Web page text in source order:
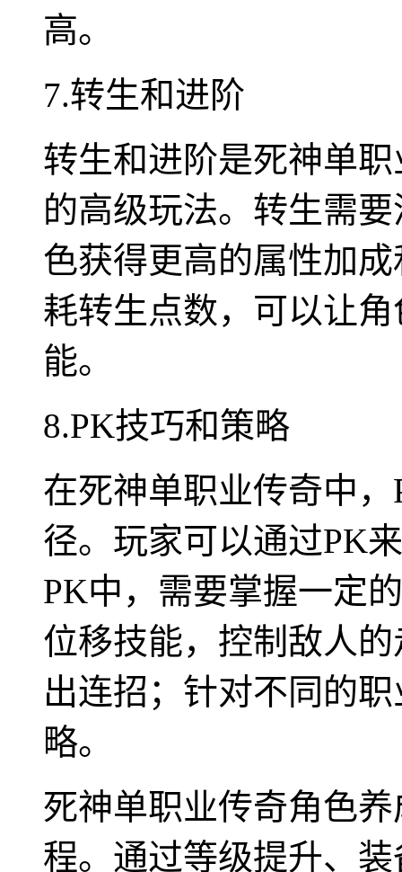
高。
7.转生和进阶
转生和进阶是死神单
的高级玩法。转生需
色获得更高的属性加
耗转生点数，可以让
能。
8.PK技巧和策略
在死神单职业传奇中
径。玩家可以通过PK
PK中，需要掌握一定
位移技能，控制敌人
出连招；针对不同的
略。
死神单职业传奇角色
程。通过等级提升、